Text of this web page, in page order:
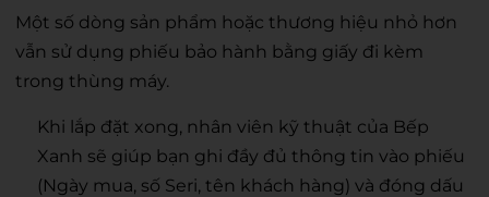
Một số dòng sản phẩm hoặc thương hiệu nhỏ hơn
vẫn sử dụng phiếu bảo hành bằng giấy đi kèm
trong thùng máy.
Khi lắp đặt xong, nhân viên kỹ thuật của Bếp
Xanh sẽ giúp bạn ghi đầy đủ thông tin vào phiếu
(Ngày mua, số Seri, tên khách hàng) và đóng dấu